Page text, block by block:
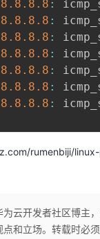
8.8 .8 .8 :
8.8 .8 .8 :
8.8 .8 .8 :
8.8 .8 .8 :
8.8 .8 .8 :
8.8 .8 .8 :
8.8 .8 .8 :
rumenbiji/
为云开发者社区博主
和立场。转载时必